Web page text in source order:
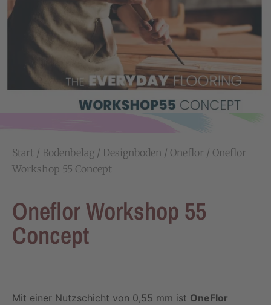
Start / Bodenbelag / Designboden / Oneflor / Oneflor
Workshop 55 Concept
Oneflor Workshop 55
Concept
Mit einer Nutzschicht von 0,55 mm ist OneFlor